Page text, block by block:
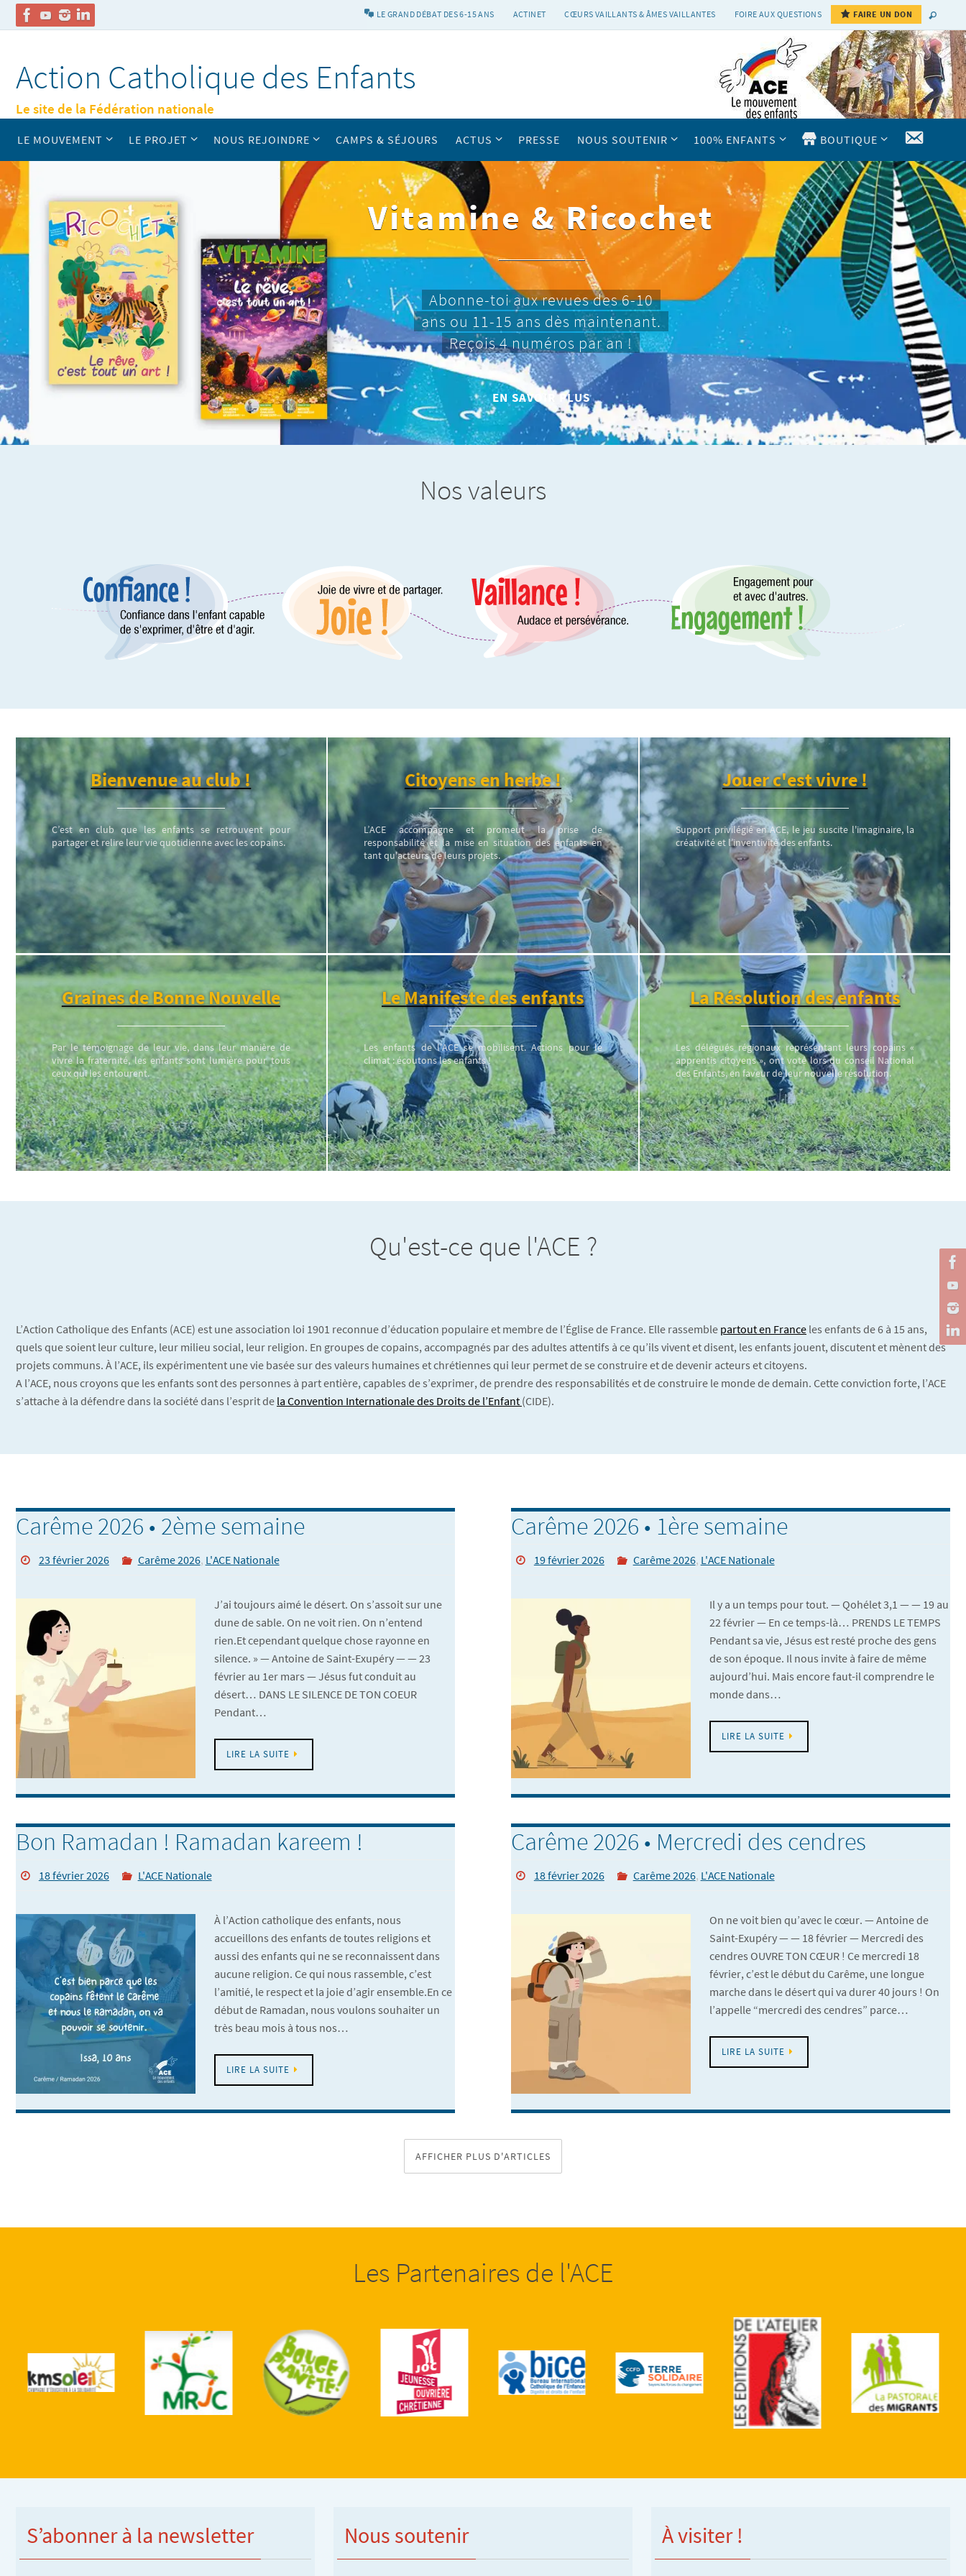
contenu
LE GRAND DÉBAT DES 6-15 ANS ACTINET CŒURS VAILLANTS & ÂMES VAILLANTES FOIRE AUX QUESTIONS FAIRE UN DON
Action Catholique des Enfants
Le site de la Fédération nationale
contenu
LE MOUVEMENT LE PROJET NOUS REJOINDRE CAMPS & SÉJOURS ACTUS PRESSE NOUS SOUTENIR 100% ENFANTS BOUTIQUE
Vitamine & Ricochet
Abonne-toi aux revues des 6-10
ans ou 11-15 ans dès maintenant.
Reçois 4 numéros par an !
EN SAVOIR PLUS
Nos valeurs
Bienvenue au club !
C’est en club que les enfants se retrouvent pour
partager et relire leur vie quotidienne avec les copains.
Citoyens en herbe !
L’ACE accompagne et promeut la prise de
responsabilité et la mise en situation des enfants en
tant qu'acteurs de leurs projets.
Jouer c'est vivre !
Support privilégié en ACE, le jeu suscite l'imaginaire, la
créativité et l’inventivité des enfants.
Graines de Bonne Nouvelle
Par le témoignage de leur vie, dans leur manière de
vivre la fraternité, les enfants sont lumière pour tous
ceux qui les entourent.
Le Manifeste des enfants
Les enfants de l’ACE se mobilisent. Actions pour le
climat : écoutons les enfants !
La Résolution des enfants
Les délégués régionaux représentant leurs copains «
apprentis citoyens », ont voté lors du conseil National
des Enfants, en faveur de leur nouvelle résolution.
Qu'est-ce que l'ACE ?
L’Action Catholique des Enfants (ACE) est une association loi 1901 reconnue d’éducation populaire et membre de l’Église de France. Elle rassemble partout en France les enfants de 6 à 15 ans,
quels que soient leur culture, leur milieu social, leur religion. En groupes de copains, accompagnés par des adultes attentifs à ce qu’ils vivent et disent, les enfants jouent, discutent et mènent des
projets communs. À l’ACE, ils expérimentent une vie basée sur des valeurs humaines et chrétiennes qui leur permet de se construire et de devenir acteurs et citoyens.
A l’ACE, nous croyons que les enfants sont des personnes à part entière, capables de s’exprimer, de prendre des responsabilités et de construire le monde de demain. Cette conviction forte, l’ACE
s’attache à la défendre dans la société dans l’esprit de la Convention Internationale des Droits de l’Enfant (CIDE).
Carême 2026 • 2ème semaine
23 février 2026 Carême 2026, L'ACE Nationale
J’ai toujours aimé le désert. On s’assoit sur une
dune de sable. On ne voit rien. On n’entend
rien.Et cependant quelque chose rayonne en
silence. » — Antoine de Saint-Exupéry — — 23
février au 1er mars — Jésus fut conduit au
désert… DANS LE SILENCE DE TON COEUR
Pendant…
LIRE LA SUITE
Carême 2026 • 1ère semaine
19 février 2026 Carême 2026, L'ACE Nationale
Il y a un temps pour tout. — Qohélet 3,1 — — 19 au
22 février — En ce temps-là… PRENDS LE TEMPS
Pendant sa vie, Jésus est resté proche des gens
de son époque. Il nous invite à faire de même
aujourd’hui. Mais encore faut-il comprendre le
monde dans…
LIRE LA SUITE
Bon Ramadan ! Ramadan kareem !
18 février 2026 L'ACE Nationale
À l’Action catholique des enfants, nous
accueillons des enfants de toutes religions et
aussi des enfants qui ne se reconnaissent dans
aucune religion. Ce qui nous rassemble, c’est
l’amitié, le respect et la joie d’agir ensemble.En ce
début de Ramadan, nous voulons souhaiter un
très beau mois à tous nos…
LIRE LA SUITE
Carême 2026 • Mercredi des cendres
18 février 2026 Carême 2026, L'ACE Nationale
On ne voit bien qu’avec le cœur. — Antoine de
Saint-Exupéry — — 18 février — Mercredi des
cendres OUVRE TON CŒUR ! Ce mercredi 18
février, c’est le début du Carême, une longue
marche dans le désert qui va durer 40 jours ! On
l’appelle “mercredi des cendres” parce…
LIRE LA SUITE
AFFICHER PLUS D'ARTICLES
Les Partenaires de l'ACE
S’abonner à la newsletter Nous soutenir À visiter !